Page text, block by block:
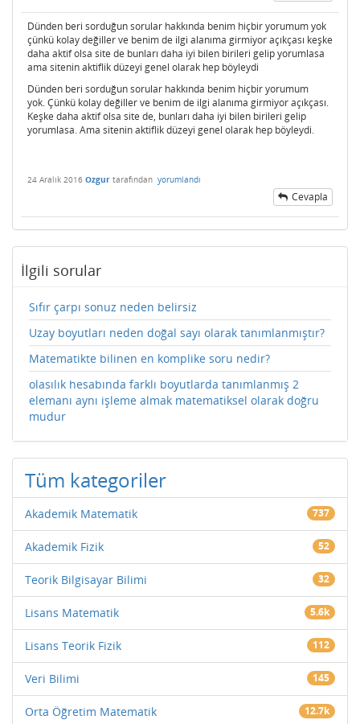
Dünden beri sorduğun sorular hakkında benim hiçbir yorumum yok
çünkü kolay değiller ve benim de ilgi alanıma girmiyor açıkçası keşke
daha aktif olsa site de bunları daha iyi bilen birileri gelip yorumlasa
ama sitenin aktiflik düzeyi genel olarak hep böyleydi
Dünden beri sorduğun sorular hakkında benim hiçbir yorumum
yok. Çünkü kolay değiller ve benim de ilgi alanıma girmiyor açıkçası.
Keşke daha aktif olsa site de, bunları daha iyi bilen birileri gelip
yorumlasa. Ama sitenin aktiflik düzeyi genel olarak hep böyleydi.
24 Aralık 2016 Ozgur tarafından yorumlandı
Cevapla
İlgili sorular
Sıfır çarpı sonuz neden belirsiz
Uzay boyutları neden doğal sayı olarak tanımlanmıştır?
Matematikte bilinen en komplike soru nedir?
olasılık hesabında farklı boyutlarda tanımlanmış 2
elemanı aynı işleme almak matematiksel olarak doğru
mudur
Tüm kategoriler
Akademik Matematik 737
Akademik Fizik 52
Teorik Bilgisayar Bilimi 32
Lisans Matematik 5.6k
Lisans Teorik Fizik 112
Veri Bilimi 145
Orta Öğretim Matematik 12.7k